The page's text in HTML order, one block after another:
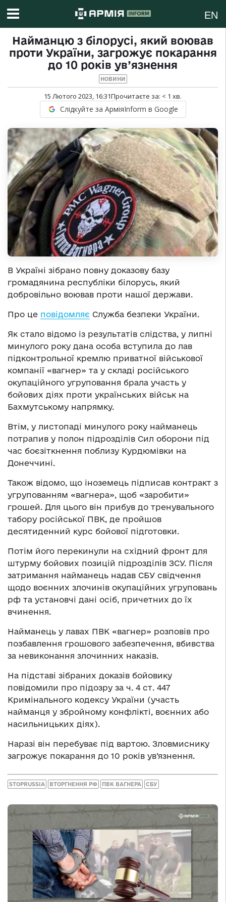
EN
Найманцю з білорусі, який воював
проти України, загрожує покарання
до 10 років ув’язнення
НОВИНИ
15 Лютого 2023, 16:31Прочитаєте за: < 1 хв.
Слідкуйте за АрміяInform в Google
В Україні зібрано повну доказову базу
громадянина республіки білорусь, який
добровільно воював проти нашої держави.
Про це повідомляє Служба безпеки України.
Як стало відомо із результатів слідства, у липні
минулого року дана особа вступила до лав
підконтрольної кремлю приватної військової
компанії «вагнер» та у складі російського
окупаційного угруповання брала участь у
бойових діях проти українських військ на
Бахмутському напрямку.
Втім, у листопаді минулого року найманець
потрапив у полон підрозділів Сил оборони під
час боєзіткнення поблизу Курдюмівки на
Донеччині.
Також відомо, що іноземець підписав контракт з
угрупованням «вагнера», щоб «заробити»
грошей. Для цього він прибув до тренувального
табору російської ПВК, де пройшов
десятиденний курс бойової підготовки.
Потім його перекинули на східний фронт для
штурму бойових позицій підрозділів ЗСУ. Після
затримання найманець надав СБУ свідчення
щодо воєнних злочинів окупаційних угруповань
рф та установчі дані осіб, причетних до їх
вчинення.
Найманець у лавах ПВК «вагнер» розповів про
позбавлення грошового забезпечення, вбивства
за невиконання злочинних наказів.
На підставі зібраних доказів бойовику
повідомили про підозру за ч. 4 ст. 447
Кримінального кодексу України (участь
найманця у збройному конфлікті, воєнних або
насильницьких діях).
Наразі він перебуває під вартою. Зловмиснику
загрожує покарання до 10 років ув’язнення.
STOPRUSSIA ВТОРГНЕННЯ РФ ПВК ВАГНЕРА СБУ